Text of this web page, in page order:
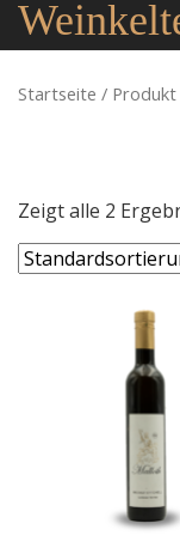
Startseite / Produkt
Zeigt alle 2